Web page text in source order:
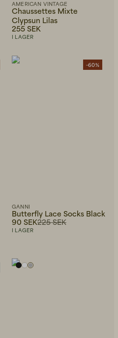
AMERICAN VINTAGE
Chaussettes Mixte
Clypsun Lilas
255 SEK
I LAGER
-60%
GANNI
Butterfly Lace Socks Black
225 SEK
90 SEK
I LAGER